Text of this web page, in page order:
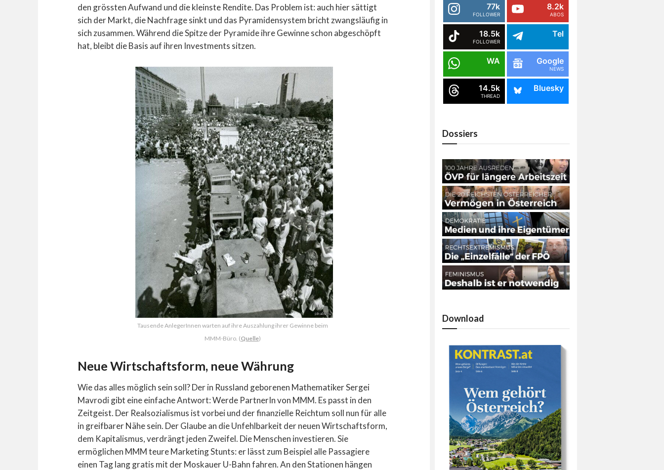
den grössten Aufwand und die kleinste Rendite. Das Problem ist: auch hier sättigt
sich der Markt, die Nachfrage sinkt und das Pyramidensystem bricht zwangsläufig in
sich zusammen. Während die Spitze der Pyramide ihre Gewinne schon abgeschöpft
hat, bleibt die Basis auf ihren Investments sitzen.
Tausende AnlegerInnen warten auf ihre Auszahlung ihrer Gewinne beim
MMM-Büro. (Quelle)
Neue Wirtschaftsform, neue Währung
Wie das alles möglich sein soll? Der in Russland geborenen Mathematiker Sergei
Mavrodi gibt eine einfache Antwort: Werde PartnerIn von MMM. Es passt in den
Zeitgeist. Der Realsozialismus ist vorbei und der finanzielle Reichtum soll nun für alle
in greifbarer Nähe sein. Der Glaube an die Unfehlbarkeit der neuen Wirtschaftsform,
dem Kapitalismus, verdrängt jeden Zweifel. Die Menschen investieren. Sie
ermöglichen MMM teure Marketing Stunts: er lässt zum Beispiel alle Passagiere
einen Tag lang gratis mit der Moskauer U-Bahn fahren. An den Stationen hängen
77k
FOLLOWER
8.2k
ABOS
18.5k
FOLLOWER
Tel
WA Google
NEWS
14.5k
THREAD
Bluesky
Dossiers
Download